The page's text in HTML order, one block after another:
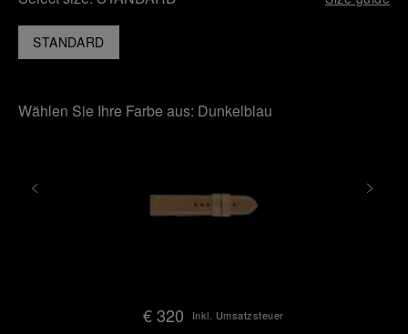
STANDARD
Wählen Sie Ihre Farbe aus: Dunkelblau
€ 320 Inkl. Umsatzsteuer